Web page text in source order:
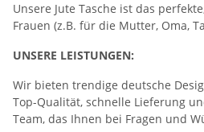
Unsere Jute Tasche ist das
Frauen (z.B. für die Mutter, Oma,
UNSERE LEISTUNGEN:
Wir bieten trendige deutsche
Top-Qualität, schnelle Lieferung
Team, das Ihnen bei Fragen und